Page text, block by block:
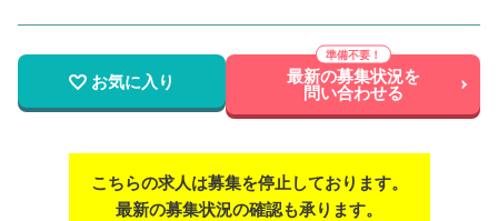
お気に入り 最新の募集状況を
問い合わせる
こちらの求人は募集を停止しております。
最新の募集状況の確認も承ります。